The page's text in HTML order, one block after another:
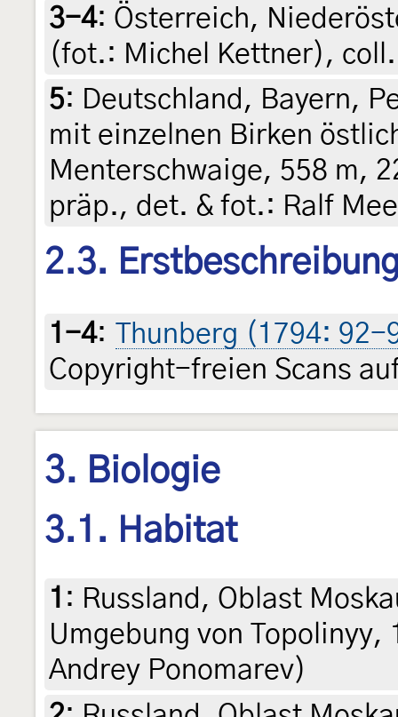
3-4: Österreich,
(fot.: Michel Kettner),
5: Deutschland, Bayern,
mit einzelnen Birken
Menterschwaige, 558 m,
präp., det. & fot.: Ralf
2.3.
1-4:
Thunberg (1794:
Copyright-freien Scans
3. Biologie
3.1. Habitat
1 : Russland, Oblast
Umgebung von
Andrey Ponomarev)